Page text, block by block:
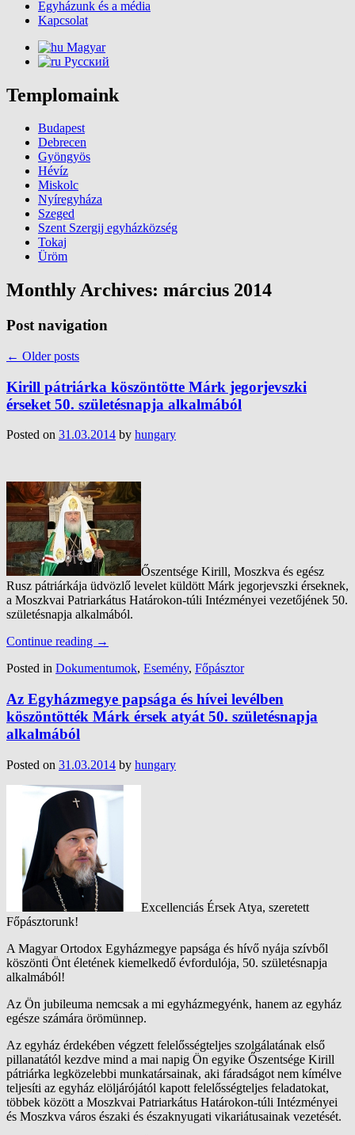
Egyházunk és a média
Kapcsolat
Magyar
Русский
Templomaink
Budapest
Debrecen
Gyöngyös
Hévíz
Miskolc
Nyíregyháza
Szeged
Szent Szergij egyházközség
Tokaj
Üröm
Monthly Archives: március 2014
Post navigation
← Older posts
Kirill pátriárka köszöntötte Márk jegorjevszki
érseket 50. születésnapja alkalmából
Posted on 31.03.2014 by hungary
Őszentsége Kirill, Moszkva és egész
Rusz pátriárkája üdvözlő levelet küldött Márk jegorjevszki érseknek,
a Moszkvai Patriarkátus Határokon-túli Intézményei vezetőjének 50.
születésnapja alkalmából.
Continue reading →
Posted in Dokumentumok, Esemény, Főpásztor
Az Egyházmegye papsága és hívei levélben
köszöntötték Márk érsek atyát 50. születésnapja
alkalmából
Posted on 31.03.2014 by hungary
Excellenciás Érsek Atya, szeretett
Főpásztorunk!
A Magyar Ortodox Egyházmegye papsága és hívő nyája szívből
köszönti Önt életének kiemelkedő évfordulója, 50. születésnapja
alkalmából!
Az Ön jubileuma nemcsak a mi egyházmegyénk, hanem az egyház
egésze számára örömünnep.
Az egyház érdekében végzett felelősségteljes szolgálatának első
pillanatától kezdve mind a mai napig Ön egyike Őszentsége Kirill
pátriárka legközelebbi munkatársainak, aki fáradságot nem kímélve
teljesíti az egyház elöljárójától kapott felelősségteljes feladatokat,
többek között a Moszkvai Patriarkátus Határokon-túli Intézményei
és Moszkva város északi és északnyugati vikariátusainak vezetését.